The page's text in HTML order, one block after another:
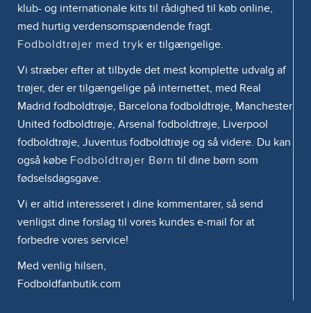
klub- og internationale kits til rådighed til køb online,
med hurtig verdensomspændende fragt.
Fodboldtrøjer med tryk er tilgængelige.
Vi stræber efter at tilbyde det mest komplette udvalg af
trøjer, der er tilgængelige på internettet, med Real
Madrid fodboldtrøje, Barcelona fodboldtrøje, Manchester
United fodboldtrøje, Arsenal fodboldtrøje, Liverpool
fodboldtrøje, Juventus fodboldtrøje og så videre. Du kan
også købe Fodboldtrøjer Børn til dine børn som
fødselsdagsgave.
Vi er altid interesseret i dine kommentarer, så send
venligst dine forslag til vores kundes e-mail for at
forbedre vores service!
Med venlig hilsen,
Fodboldfanbutik.com